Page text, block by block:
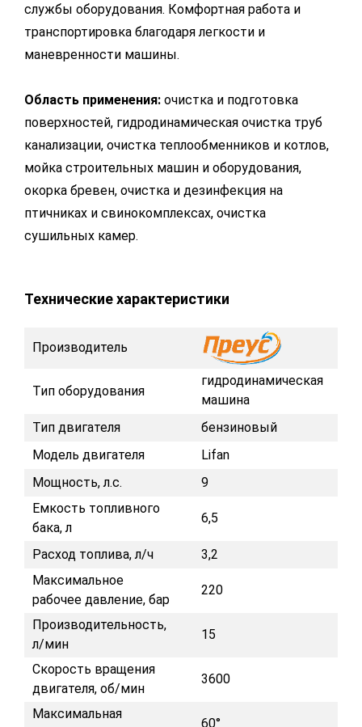
службы оборудования. Комфортная работа и
транспортировка благодаря легкости и
маневренности машины.
Область применения: очистка и подготовка
поверхностей, гидродинамическая очистка труб
канализации, очистка теплообменников и котлов,
мойка строительных машин и оборудования,
окорка бревен, очистка и дезинфекция на
птичниках и свинокомплексах, очистка
сушильных камер.
Технические характеристики
Производитель
Тип оборудования
гидродинамическая
машина
Тип двигателя
бензиновый
Модель двигателя
Lifan
Мощность, л.с.
9
Емкость топливного
бака, л
6,5
Расход топлива, л/ч
3,2
Максимальное
рабочее давление, бар
220
Производительность,
л/мин
15
Скорость вращения
двигателя, об/мин
3600
Максимальная
60°